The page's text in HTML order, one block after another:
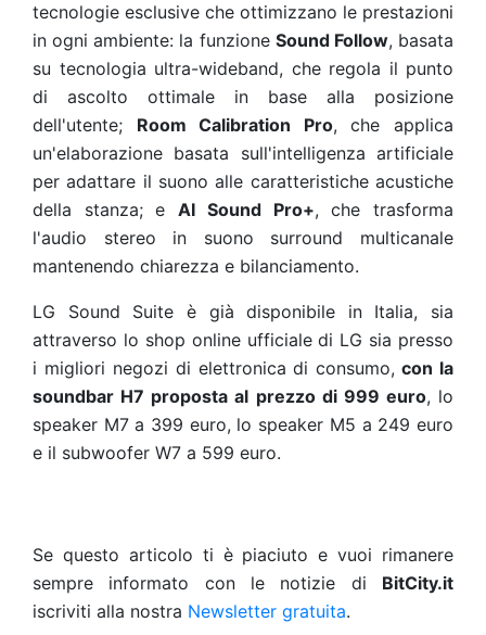
tecnologie esclusive che ottimizzano le prestazioni
in ogni ambiente: la funzione Sound Follow, basata
su tecnologia ultra-wideband, che regola il punto
di ascolto ottimale in base alla posizione
dell'utente; Room Calibration Pro, che applica
un'elaborazione basata sull'intelligenza artificiale
per adattare il suono alle caratteristiche acustiche
della stanza; eAI Sound Pro+, che trasforma
l'audio stereo in suono surround multicanale
mantenendo chiarezza e bilanciamento.
LG Sound Suite è già disponibile in Italia, sia
attraverso lo shop online ufficiale di LG sia presso
i migliori negozi di elettronica di consumo, con la
soundbar H7 proposta al prezzo di 999 euro, lo
speaker M7 a 399 euro, lo speaker M5 a 249 euro
e il subwoofer W7 a 599 euro.
Se questo articolo ti è piaciuto e vuoi rimanere
sempre informato con le notizie di BitCity.it
iscriviti alla nostra Newsletter gratuita.